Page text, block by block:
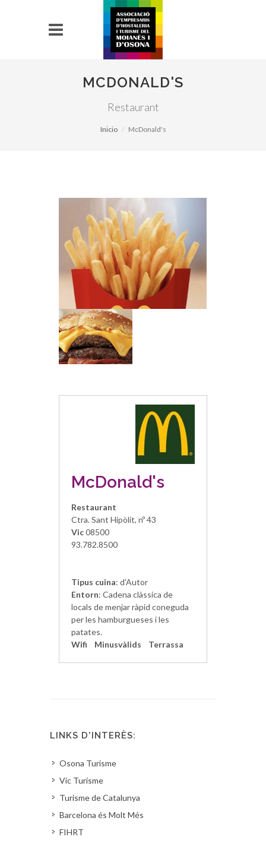
MCDONALD'S
Restaurant
Inicio McDonald's
McDonald's
Restaurant
Ctra. Sant Hipòlit, nº 43
Vic08500
93.782.8500
Tipus cuina: d'Autor
Entorn: Cadena clàssica de
locals de menjar ràpid coneguda
per les hamburgueses i les
patates.
Wifi
Minusvàlids Terrassa
LINKS D'INTERÈS:
Osona Turisme
Vic Turisme
Turisme de Catalunya
Barcelona és Molt Més
FIHRT